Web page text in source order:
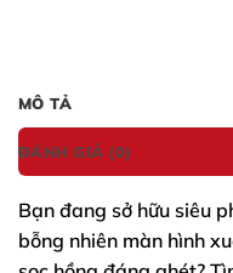
MÔ TẢ
ĐÁNH GIÁ (0)
Bạn đang sở hữu siêu
bỗng nhiên màn hình